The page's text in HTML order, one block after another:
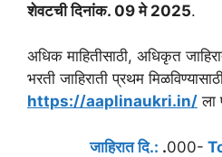
शेवटची दिनांक. 09 मे 2025.
अधिक माहितीसाठी, अधिकृत
भरती जाहिराती प्रथम
https://aaplinaukri.in/ ला
जाहिरात दि.: .000-